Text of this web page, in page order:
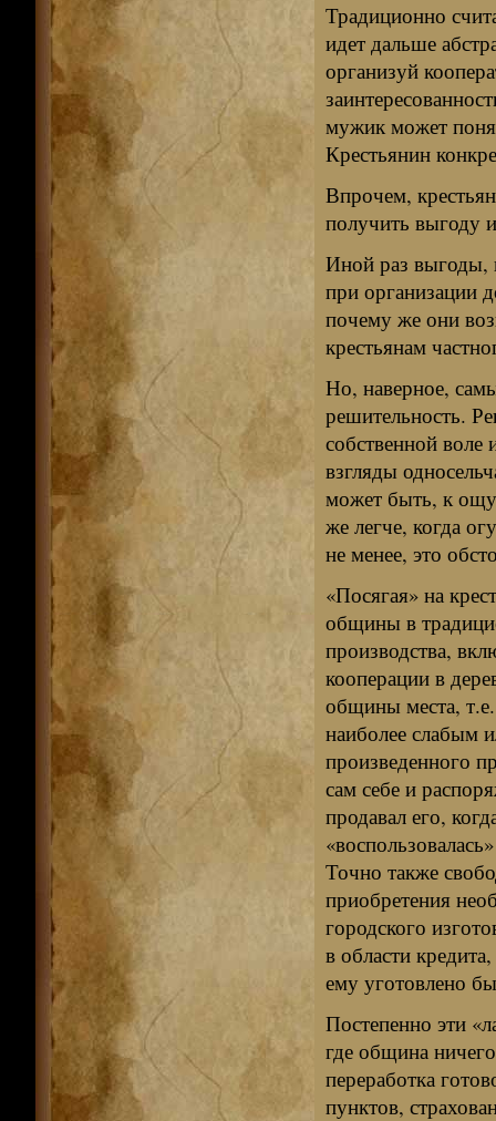
Традиционно
идет дальше
организуй
мужик может
Крестьянин
Впрочем,
получить выгоду
Иной раз выгоды,
при организации
почему же они
крестьянам
Но, наверное,
решительность.
собственной
взгляды
может быть, к
же легче, когда
не менее, это
«Посягая» на
общины в
производства,
кооперации в
общины места,
наиболее слабым
произведенного
сам себе и
продавал его,
Точно также
приобретения
городского
в области
ему уготовлено
Постепенно эти
где община
переработка
пунктов,